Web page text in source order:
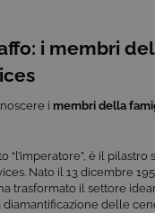
i membri
i membri della
“l’imperatore”, è il pilastro
Nato il 13 dicembre
trasformato il settore
delle